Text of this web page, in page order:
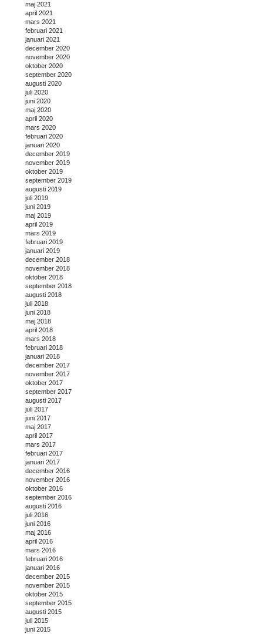
maj 2021
april 2021
mars 2021
februari 2021
januari 2021
december 2020
november 2020
oktober 2020
september 2020
augusti 2020
juli 2020
juni 2020
maj 2020
april 2020
mars 2020
februari 2020
januari 2020
december 2019
november 2019
oktober 2019
september 2019
augusti 2019
juli 2019
juni 2019
maj 2019
april 2019
mars 2019
februari 2019
januari 2019
december 2018
november 2018
oktober 2018
september 2018
augusti 2018
juli 2018
juni 2018
maj 2018
april 2018
mars 2018
februari 2018
januari 2018
december 2017
november 2017
oktober 2017
september 2017
augusti 2017
juli 2017
juni 2017
maj 2017
april 2017
mars 2017
februari 2017
januari 2017
december 2016
november 2016
oktober 2016
september 2016
augusti 2016
juli 2016
juni 2016
maj 2016
april 2016
mars 2016
februari 2016
januari 2016
december 2015
november 2015
oktober 2015
september 2015
augusti 2015
juli 2015
juni 2015